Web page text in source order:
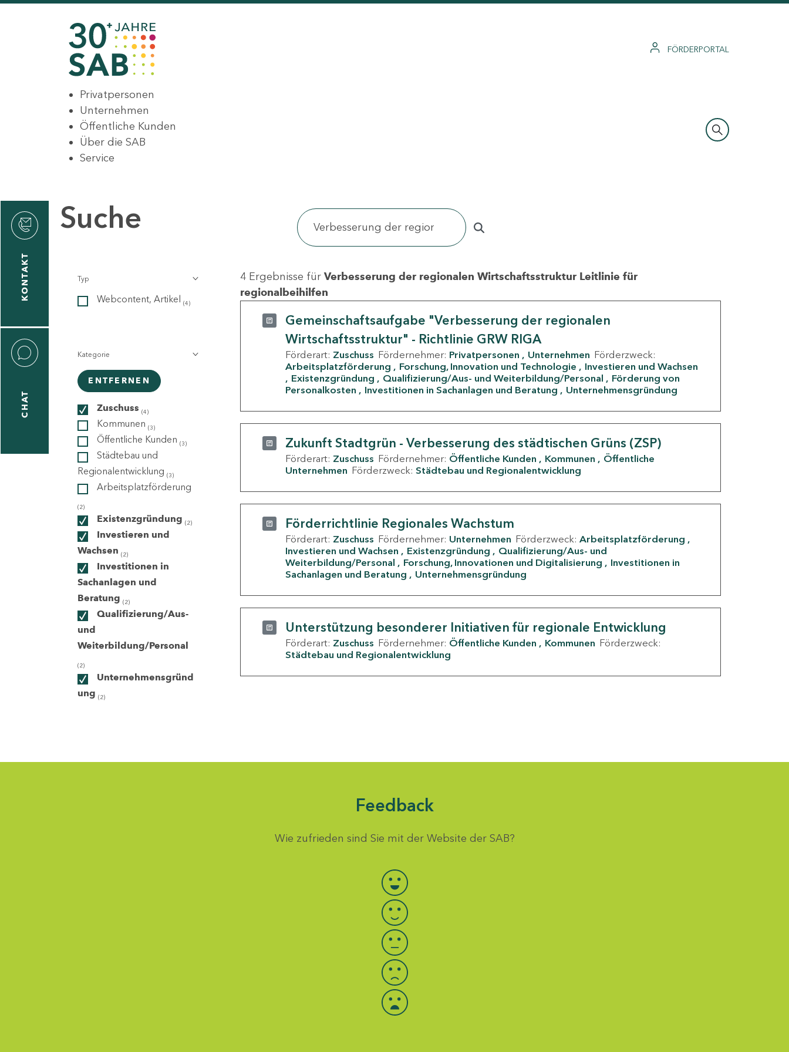
FÖRDERPORTAL
Privatpersonen
Unternehmen
Öffentliche Kunden
Über die SAB
Service
KONTAKT
CHAT
Suche
Typ
Webcontent, Artikel (4)
Kategorie
ENTFERNEN
Zuschuss (4)
Kommunen (3)
Öffentliche Kunden (3)
Städtebau und
Regionalentwicklung (3)
Arbeitsplatzförderung
(2)
Existenzgründung (2)
Investieren und
Wachsen (2)
Investitionen in
Sachanlagen und
Beratung (2)
Qualifizierung/Aus-
und
Weiterbildung/Personal
(2)
Unternehmensgründ
ung (2)
4 Ergebnisse für Verbesserung der regionalen Wirtschaftsstruktur Leitlinie für
regionalbeihilfen
Gemeinschaftsaufgabe "Verbesserung der regionalen
Wirtschaftsstruktur" - Richtlinie GRW RIGA
Förderart: Zuschuss Fördernehmer: Privatpersonen Unternehmen Förderzweck:
Arbeitsplatzförderung
Forschung, Innovation und Technologie
Investieren und Wachsen
Existenzgründung
Qualifizierung/Aus- und Weiterbildung/Personal
Förderung von
Personalkosten
Investitionen in Sachanlagen und Beratung Unternehmensgründung
Zukunft Stadtgrün - Verbesserung des städtischen Grüns (ZSP)
Förderart: Zuschuss Fördernehmer: Öffentliche Kunden Kommunen
Öffentliche
Unternehmen Förderzweck: Städtebau und Regionalentwicklung
Förderrichtlinie Regionales Wachstum
Förderart: Zuschuss Fördernehmer: Unternehmen Förderzweck: Arbeitsplatzförderung
Investieren und Wachsen
Existenzgründung
Qualifizierung/Aus- und
Weiterbildung/Personal
Forschung, Innovationen und Digitalisierung
Investitionen in
Sachanlagen und Beratung
Unternehmensgründung
Unterstützung besonderer Initiativen für regionale Entwicklung
Förderart: Zuschuss Fördernehmer: Öffentliche Kunden Kommunen Förderzweck:
Städtebau und Regionalentwicklung
Feedback
Wie zufrieden sind Sie mit der Website der SAB?
Bewertung auswählen